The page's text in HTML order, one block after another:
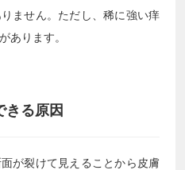
ません。ただし、稀に強い痒
あります。
きる原因
が裂けて見えることから皮膚